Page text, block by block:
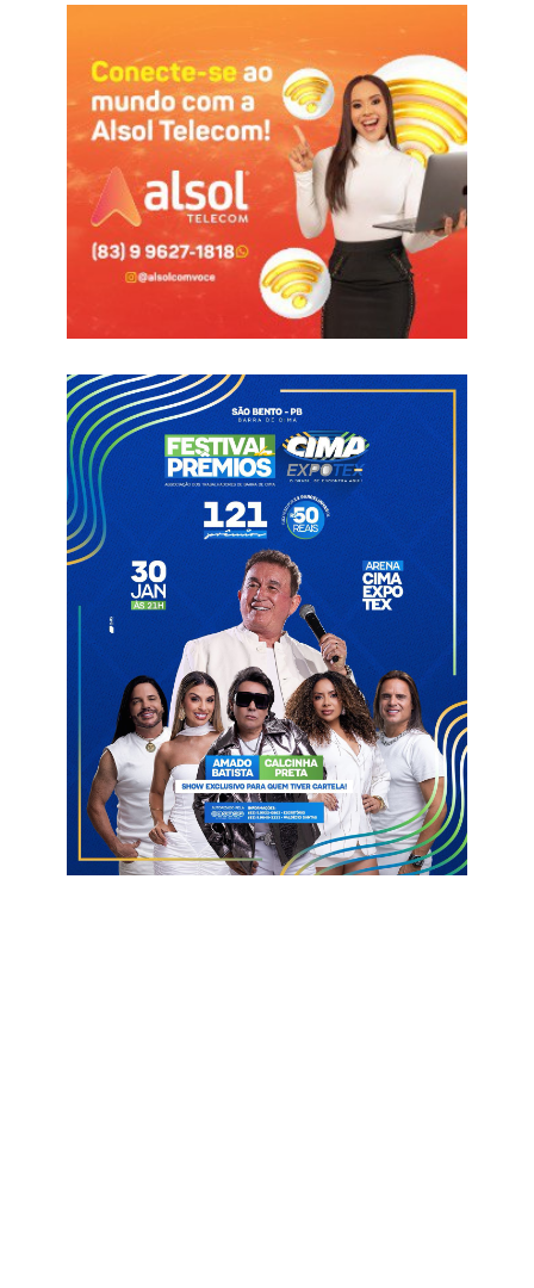
A Polícia Civil da Paraíba, por meio da Delegacia de Pombal,
concluiu o inquérito que investigou o surto envolvendo clientes
da pizzaria La Favoritta. O caso ocorreu na noite de 15 de
março, quando dezenas de pessoas procuraram atendimento
médico após consumirem pizzas de carne comercializadas
pelo estabelecimento.
De acordo com a investigação, 117 pessoas foram atendidas
no Hospital Regional de Pombal e na Unidade de Pronto
Atendimento (UPA) com sintomas como náuseas, vômitos,
diarreia e sudorese. Uma das vítimas, Raissa Maritein Bezerra e
Silva, morreu dois dias após o consumo do alimento.
As análises periciais apontaram que a carne utilizada nas
pizzas não apresentava contaminação na origem, indicando
que o problema ocorreu durante o processo de manipulação
dos alimentos no estabelecimento. Também foram
identificadas bactérias em exames realizados nas vítimas, e o
laudo confirmou que a causa da morte foi infecção intestinal
aguda grave. Os exames descartaram a presença de
substâncias tóxicas externas, como venenos.
Durante a apuração, a pizzaria passou por vistorias, com
apreensão de alimentos, ingredientes e produtos coletados
junto a clientes. Apesar da confirmação da contaminação e
das irregularidades sanitárias, a Polícia Civil informou que não
foi possível individualizar a conduta de um responsável direto
pela contaminação, o que impediu a responsabilização penal